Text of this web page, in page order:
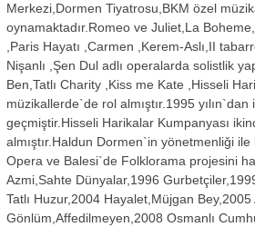
Merkezi,Dormen Tiyatrosu,BKM özel
oynamaktadır.Romeo ve Juliet,La
,Paris Hayatı ,Carmen ,Kerem-Aslı,II
Nişanlı ,Şen Dul adlı operalarda solistlik
Ben,Tatlı Charity ,Kiss me Kate ,Hisseli
müzikallerde`de rol almıştır.1995
geçmiştir.Hisseli Harikalar Kumpanyası
almıştır.Haldun Dormen`in yönetmenliği
Opera ve Balesi`de Folklorama projesini
Azmi,Sahte Dünyalar,1996
Tatlı Huzur,2004 Hayalet,Müjgan
Gönlüm,Affedilmeyen,2008 Osmanlı